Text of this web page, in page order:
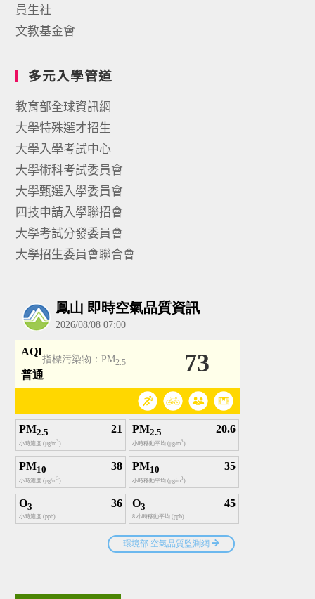
員生社
文教基金會
多元入學管道
教育部全球資訊網
大學特殊選才招生
大學入學考試中心
大學術科考試委員會
大學甄選入學委員會
四技申請入學聯招會
大學考試分發委員會
大學招生委員會聯合會